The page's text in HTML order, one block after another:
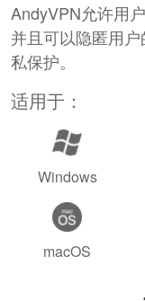
AndyVPN允许用
并且可以隐匿用
私保护。
适用于：
Windows
macOS